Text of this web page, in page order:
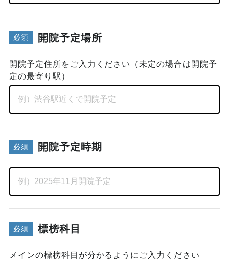
開院予定場所
開院予定住所をご入力ください（未定の場合は開院予
定の最寄り駅）
開院予定時期
標榜科目
メインの標榜科目が分かるようにご入力ください